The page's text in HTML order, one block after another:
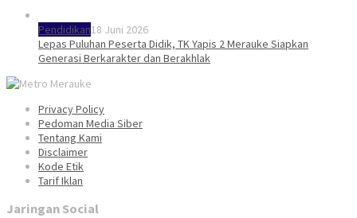
Pendidikan18 Juni 2026
Lepas Puluhan Peserta Didik, TK Yapis 2 Merauke Siapkan
Generasi Berkarakter dan Berakhlak
Privacy Policy
Pedoman Media Siber
Tentang Kami
Disclaimer
Kode Etik
Tarif Iklan
Jaringan Social